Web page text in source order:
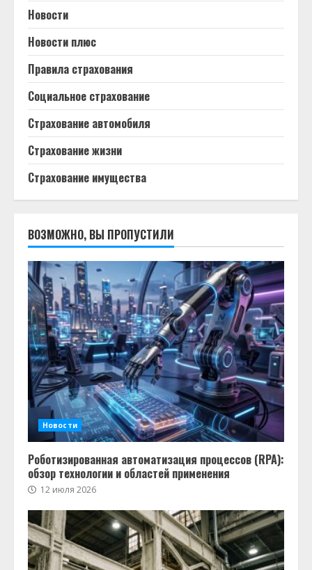
Новости
Новости плюс
Правила страхования
Социальное страхование
Страхование автомобиля
Страхование жизни
Страхование имущества
ВОЗМОЖНО, ВЫ ПРОПУСТИЛИ
Новости
Роботизированная автоматизация процессов (RPA):
обзор технологии и областей применения
12 июля 2026